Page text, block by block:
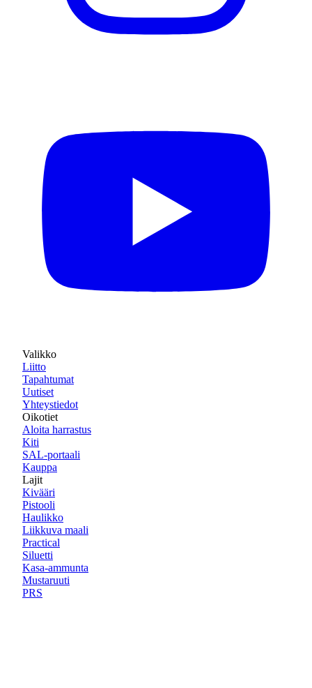
Valikko
Liitto
Tapahtumat
Uutiset
Yhteystiedot
Oikotiet
Aloita harrastus
Kiti
SAL-portaali
Kauppa
Lajit
Kivääri
Pistooli
Haulikko
Liikkuva maali
Practical
Siluetti
Kasa-ammunta
Mustaruuti
PRS